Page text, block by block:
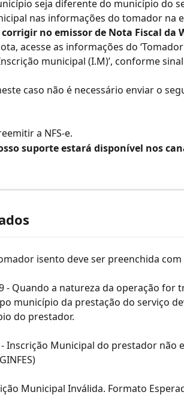
seja diferente do município do
nas informações do tomador na
no emissor de Nota Fiscal da
acesse as informações do
municipal (I.M)’, conforme
caso não é necessário enviar o
a NFS-e.
suporte estará disponível nos
isento deve ser preenchida com
- Quando a natureza da operação for
município da prestação do serviço
do prestador.
- Inscrição Municipal do prestador não
Municipal Inválida. Formato